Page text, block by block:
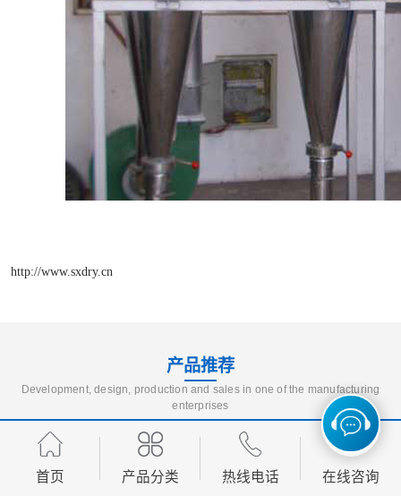
http://www.sxdry.cn
产品推荐
Development, design, production and sales in one of the manufacturing
enterprises
首页 产品分类 热线电话 在线咨询